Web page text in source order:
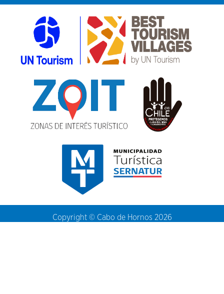
Copyright © Cabo de Hornos 2026